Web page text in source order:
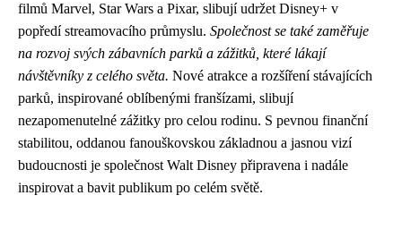
filmů Marvel, Star Wars a Pixar, slibují udržet Disney+ v
popředí streamovacího průmyslu. Společnost se také zaměřuje
na rozvoj svých zábavních parků a zážitků, které lákají
návštěvníky z celého světa. Nové atrakce a rozšíření stávajících
parků, inspirované oblíbenými franšízami, slibují
nezapomenutelné zážitky pro celou rodinu. S pevnou finanční
stabilitou, oddanou fanouškovskou základnou a jasnou vizí
budoucnosti je společnost Walt Disney připravena i nadále
inspirovat a bavit publikum po celém světě.